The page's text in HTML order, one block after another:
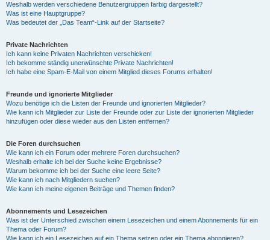
Weshalb werden verschiedene Benutzergruppen farbig dargestellt?
Was ist eine Hauptgruppe?
Was bedeutet der „Das Team“-Link auf der Startseite?
Private Nachrichten
Ich kann keine Privaten Nachrichten verschicken!
Ich bekomme ständig unerwünschte Private Nachrichten!
Ich habe eine Spam-E-Mail von einem Mitglied dieses Forums erhalten!
Freunde und ignorierte Mitglieder
Wozu benötige ich die Listen der Freunde und ignorierten Mitglieder?
Wie kann ich Mitglieder zur Liste der Freunde oder zur Liste der ignorierten Mitglieder
hinzufügen oder diese wieder aus den Listen entfernen?
Die Foren durchsuchen
Wie kann ich ein Forum oder mehrere Foren durchsuchen?
Weshalb erhalte ich bei der Suche keine Ergebnisse?
Warum bekomme ich bei der Suche eine leere Seite?
Wie kann ich nach Mitgliedern suchen?
Wie kann ich meine eigenen Beiträge und Themen finden?
Abonnements und Lesezeichen
Was ist der Unterschied zwischen einem Lesezeichen und einem Abonnements für ein
Thema oder Forum?
Wie kann ich ein Lesezeichen auf ein Thema setzen oder ein Thema abonnieren?